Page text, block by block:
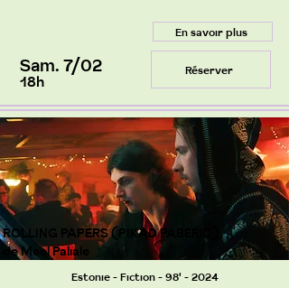
En savoir plus
Sam. 7/02
18h
Réserver
ROLLING PAPERS (PIKAD PABERID)
de Meel Paliale
Estonie - Fiction - 98' - 2024